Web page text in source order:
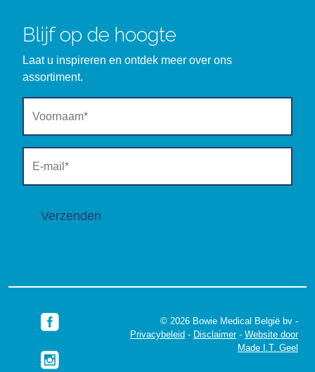
Blijf op de hoogte
Laat u inspireren en ontdek meer over ons
assortiment.
Verzenden
© 2026 Bowie Medical België bv -
Privacybeleid- Disclaimer- Website door
Made I.T. Geel